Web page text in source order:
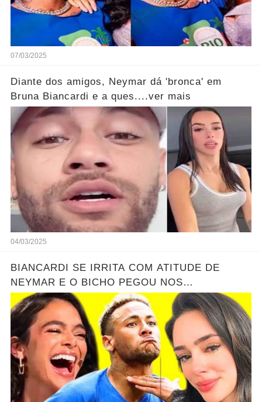
07/03/2025
Diante dos amigos, Neymar dá 'bronca' em
Bruna Biancardi e a ques....ver mais
04/03/2025
BIANCARDI SE IRRITA COM ATITUDE DE
NEYMAR E O BICHO PEGOU NOS
BASTIDORES